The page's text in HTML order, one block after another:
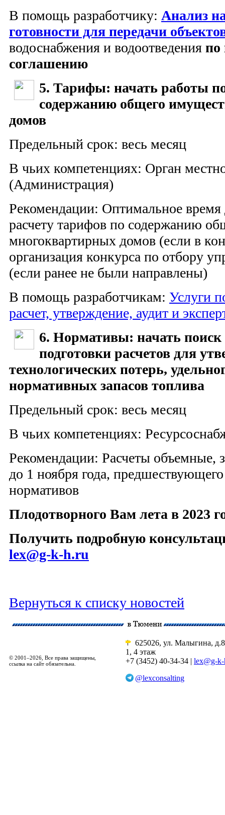
В помощь разработчику: Анализ
готовности для передачи
водоснабжения и водоотведения по
соглашению
5. Тарифы: начать работы
содержанию общего
домов
Предельный срок: весь месяц
В чьих компетенциях: Орган
(Администрация)
Рекомендации: Оптимальное время
расчету тарифов по содержанию
многоквартирных домов (если в
организация конкурса по отбору
(если ранее не были направлены)
В помощь разработчикам: Услуги
расчет, утверждение, аудит и
6. Нормативы: начать поиск
подготовки расчетов для
технологических потерь,
нормативных запасов топлива
Предельный срок: весь месяц
В чьих компетенциях:
Рекомендации: Расчеты объемные,
до 1 ноября года, предшествующего
нормативов
Плодотворного Вам лета в 2023
Получить подробную
lex@g-k-h.ru
Вернуться к списку новостей
© 2001–2026, Все права защищены,
ссылка на сайт обязательна.
625026, ул. Малыгина,
1, 4 этаж
+7 (3452) 40-34-34 | lex@g-
@lexconsalting